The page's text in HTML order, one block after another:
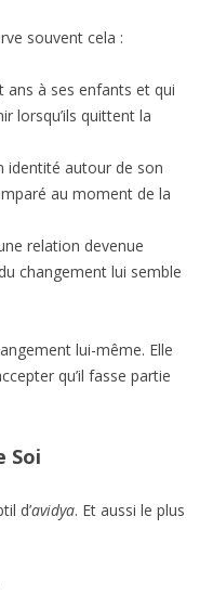
souvent cela :
ans à ses enfants et qui
lorsqu’ils quittent la
identité autour de son
au moment de la
relation devenue
changement lui semble
lui-même. Elle
qu’il fasse partie
Soi
d’avidya. Et aussi le plus